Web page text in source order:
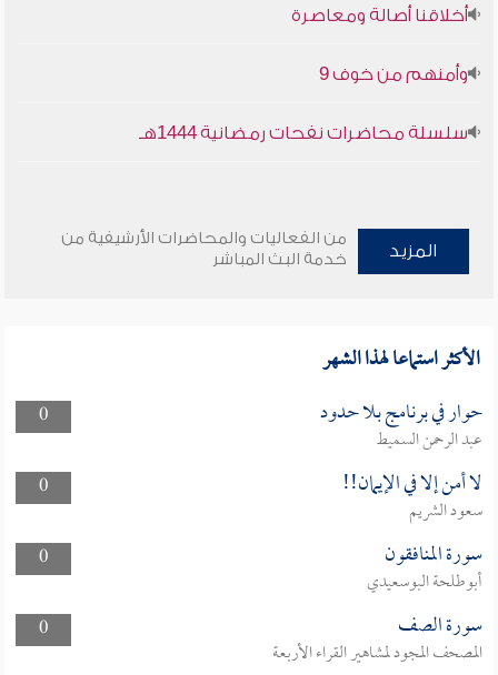
أخلاقنا أصالة ومعاصرة
وأمنهم من خوف 9
سلسلة محاضرات نفحات رمضانية 1444هـ
المزيد
من الفعاليات والمحاضرات الأرشيفية من
خدمة البث المباشر
الأكثر استماعا لهذا الشهر
0 حوار في برنامج بلا حدود
عبد الرحمن السميط
0
لا أمن إلا في الإيمان!!
سعود الشريم
0
سورة المنافقون
أبوطلحة البوسعيدي
0
سورة الصف
المصحف المجود لمشاهير القراء الأربعة